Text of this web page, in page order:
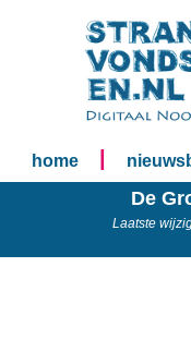
home
De
Laatste